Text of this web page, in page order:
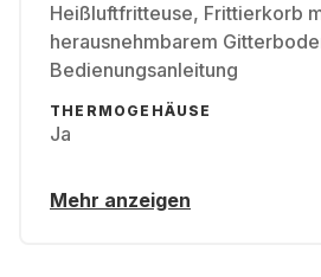
Heißluftfritteuse, Frittierkorb
herausnehmbarem
Bedienungsanleitung
THERMOGEHÄUSE
Ja
Mehr anzeigen